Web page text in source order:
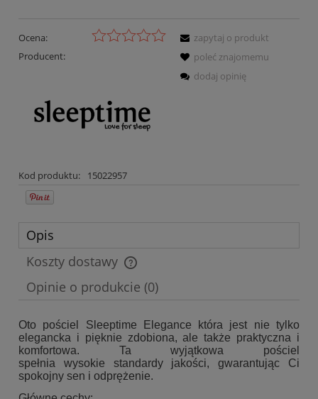
Ocena:
Producent:
Kod produktu: 15022957
zapytaj o produkt
poleć znajomemu
dodaj opinię
Opis
Koszty dostawy
Cena nie zawiera ewentualnych kosztów płatności
Opinie o produkcie (0)
Oto pościel Sleeptime Elegance która jest nie tylko
elegancka i pięknie zdobiona, ale także praktyczna i
komfortowa. Ta wyjątkowa pościel
spełnia wysokie standardy jakości, gwarantując Ci
spokojny sen i odprężenie.